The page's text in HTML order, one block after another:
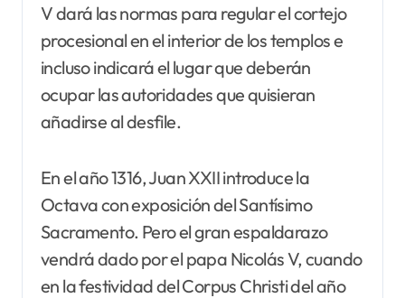
V dará las normas para regular el cortejo
procesional en el interior de los templos e
incluso indicará el lugar que deberán
ocupar las autoridades que quisieran
añadirse al desfile.
En el año 1316, Juan XXII introduce la
Octava con exposición del Santísimo
Sacramento. Pero el gran espaldarazo
vendrá dado por el papa Nicolás V, cuando
en la festividad del Corpus Christi del año